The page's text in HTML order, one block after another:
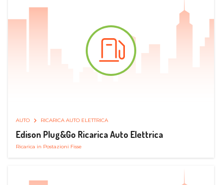
AUTO RICARICA AUTO ELETTRICA
Edison Plug&Go Ricarica Auto Elettrica
Ricarica in Postazioni Fisse